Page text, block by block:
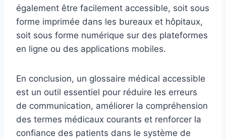
également être facilement accessible, soit sous
forme imprimée dans les bureaux et hôpitaux,
soit sous forme numérique sur des plateformes
en ligne ou des applications mobiles.
En conclusion, un glossaire médical accessible
est un outil essentiel pour réduire les erreurs
de communication, améliorer la compréhension
des termes médicaux courants et renforcer la
confiance des patients dans le système de